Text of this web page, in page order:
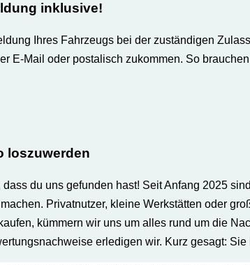
inklusive!
Ihres Fahrzeugs bei der zuständigen
E-Mail oder postalisch zukommen. So
loszuwerden
dass du uns gefunden hast! Seit Anfang 2025
Privatnutzer, kleine Werkstätten oder
kümmern wir uns um alles rund um die
erledigen wir. Kurz gesagt: